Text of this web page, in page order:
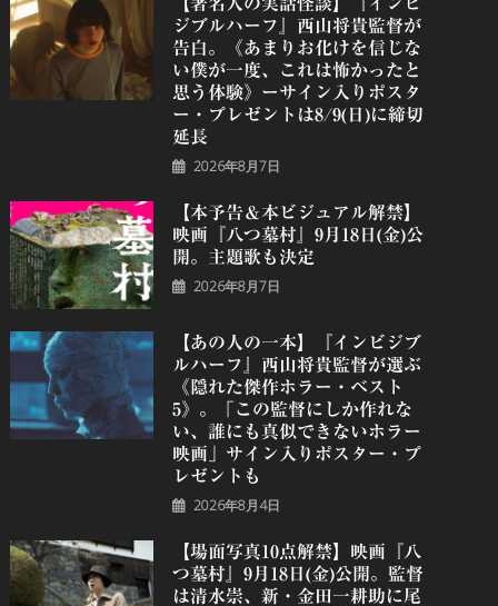
ジブルハーフ』⻄⼭将貴監督が
告白。《あまりお化けを信じな
い僕が一度、これは怖かったと
思う体験》ーサイン入りポスタ
ー・プレゼントは8/9(日)に締切
延長
2026年8月7日
【本予告＆本ビジュアル解禁】
映画『八つ墓村』9月18日(金)公
開。主題歌も決定
2026年8月7日
【あの人の一本】『インビジブ
ルハーフ』⻄⼭将貴監督が選ぶ
《隠れた傑作ホラー・ベスト
5》。「この監督にしか作れな
い、誰にも真似できないホラー
映画」サイン入りポスター・プ
レゼントも
2026年8月4日
【場面写真10点解禁】映画『八
つ墓村』9月18日(金)公開。監督
は清水崇、新・金田一耕助に尾